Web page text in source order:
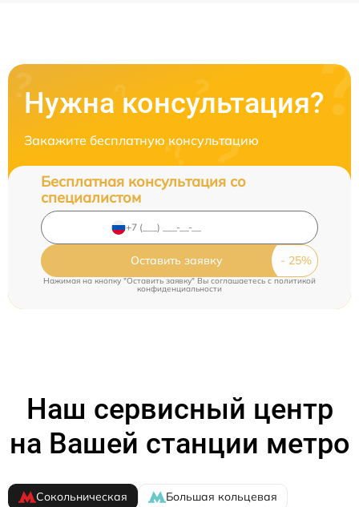
Нужна консультация?
Закажите бесплатную консультацию
Бесплатная консультация со
специалистом
Оставить заявку
Нажимая на кнопку "Оставить заявку" Вы соглашаетесь cполитикой
конфиденциальности
Наш сервисный центр
на Вашей станции метро
Сокольническая
Большая кольцевая